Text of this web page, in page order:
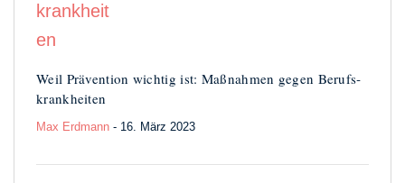
Weil Prävention wichtig ist: Maßnahmen gegen Berufs­
krankheiten
Max Erdmann - 16. März 2023